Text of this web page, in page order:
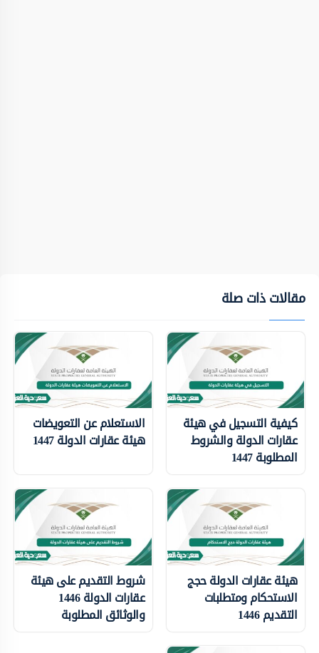
مقالات ذات صلة
كيفية التسجيل في هيئة
عقارات الدولة والشروط
المطلوبة 1447
الاستعلام عن التعويضات
هيئة عقارات الدولة 1447
هيئة عقارات الدولة حجج
الاستحكام ومتطلبات
التقديم 1446
شروط التقديم على هيئة
عقارات الدولة 1446
والوثائق المطلوبة